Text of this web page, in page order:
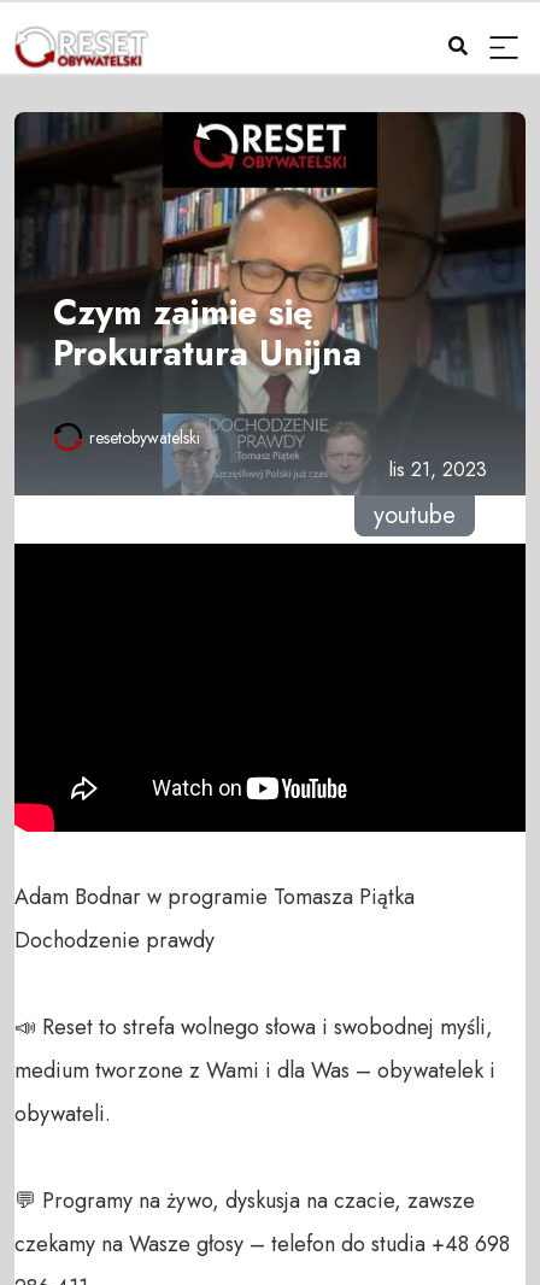
Czym zajmie się
Prokuratura Unijna
resetobywatelski
lis 21, 2023
youtube
Adam Bodnar w programie Tomasza Piątka
Dochodzenie prawdy
📣 Reset to strefa wolnego słowa i swobodnej myśli,
medium tworzone z Wami i dla Was – obywatelek i
obywateli.
💬 Programy na żywo, dyskusja na czacie, zawsze
czekamy na Wasze głosy – telefon do studia +48 698